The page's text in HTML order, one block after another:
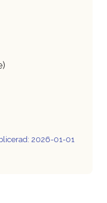
2026-01-01